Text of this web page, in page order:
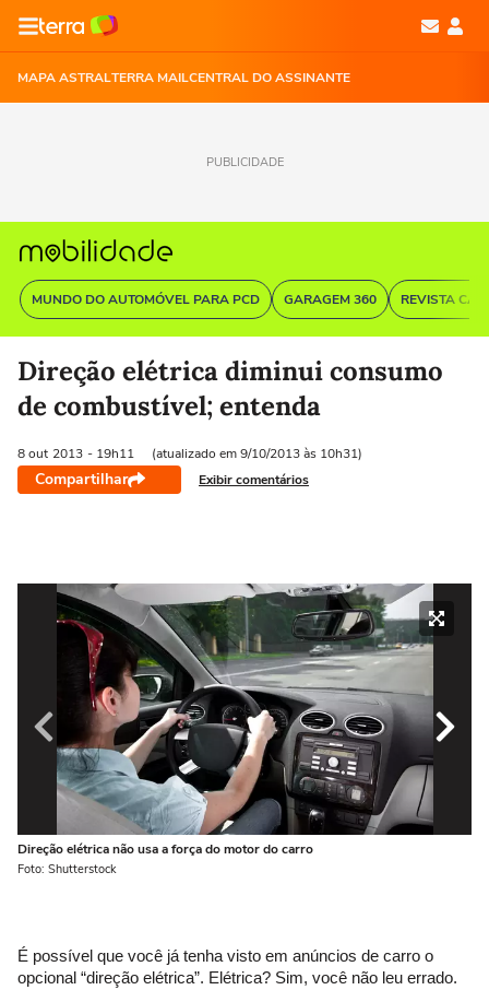
MAPA ASTRALTERRA MAILCENTRAL DO ASSINANTE
PUBLICIDADE
MUNDO DO AUTOMÓVEL PARA PCD GARAGEM 360 REVISTA
Direção elétrica diminui consumo
de combustível; entenda
8 out 2013 - 19h11 (atualizado em 9/10/2013 às 10h31)
Compartilhar Exibir comentários
Direção elétrica não usa a força do motor do carro
Foto: Shutterstock
É possível que você já tenha visto em anúncios de carro o
opcional “direção elétrica”. Elétrica? Sim, você não leu errado.